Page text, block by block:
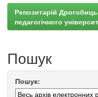
Репозитарій
педагогічного
Пошук
Пошук: